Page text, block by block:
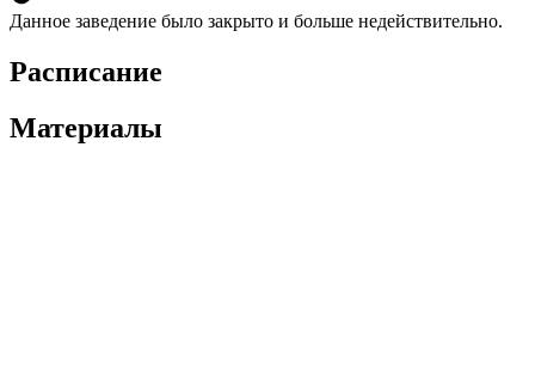
Данное заведение было закрыто и больше недействительно.
Расписание
Материалы